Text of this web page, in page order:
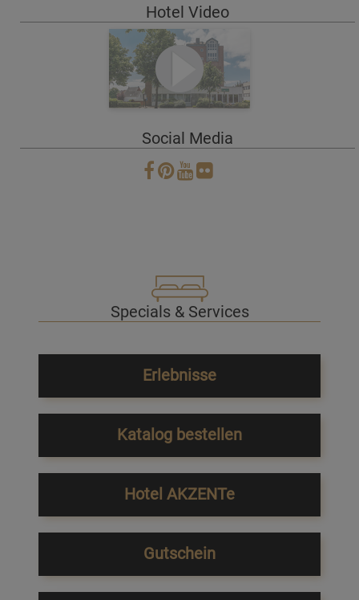
Hotel Video
Social Media
Specials & Services
Erlebnisse
Katalog bestellen
Hotel AKZENTe
Gutschein